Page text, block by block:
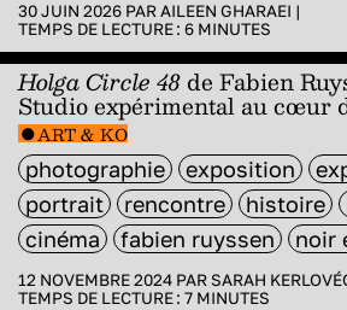
30 JUIN 2026 PARAILEEN GHARAEI |
TEMPS DE LECTURE : 6 MINUTES
Holga Circle 48de Fabien
Studio expérimental au cœur
ART & KO
photographie exposition
portrait
rencontre histoire
cinéma
fabien ruyssen noir
12 NOVEMBRE 2024 PAR SARAH
TEMPS DE LECTURE : 7 MINUTES